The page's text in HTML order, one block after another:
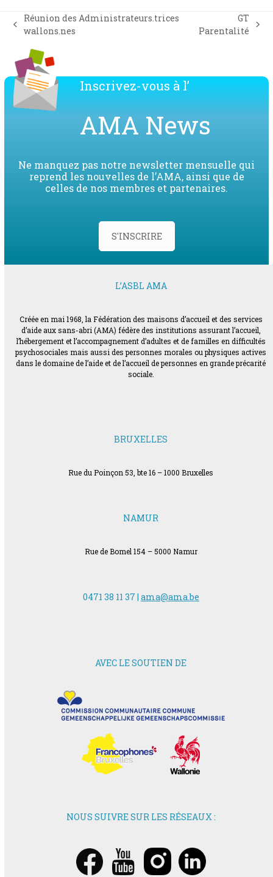
previous
Réunion des Administrateurs.trices
wallons.nes
next
GT
Parentalité
Inscrivez-vous à l’
AMA News
Ne manquez pas notre newsletter mensuelle qui
reprend les nouvelles de l’AMA, ainsi que de
celles de nos membres et partenaires.
S'INSCRIRE
L’ASBL AMA
Créée en mai 1968, la Fédération des maisons d’accueil et des services
d’aide aux sans-abri (AMA) fédère des institutions assurant l’accueil,
l’hébergement et l’accompagnement d’adultes et de familles en difficultés
psychosociales mais aussi des personnes morales ou physiques actives
dans le domaine de l’aide et de l’accueil de personnes en grande précarité
sociale.
BRUXELLES
Rue du Poinçon 53, bte 16 – 1000 Bruxelles
NAMUR
Rue de Bomel 154 – 5000 Namur
0471 38 11 37 | ama@ama.be
AVEC LE SOUTIEN DE
NOUS SUIVRE SUR LES RÉSEAUX :